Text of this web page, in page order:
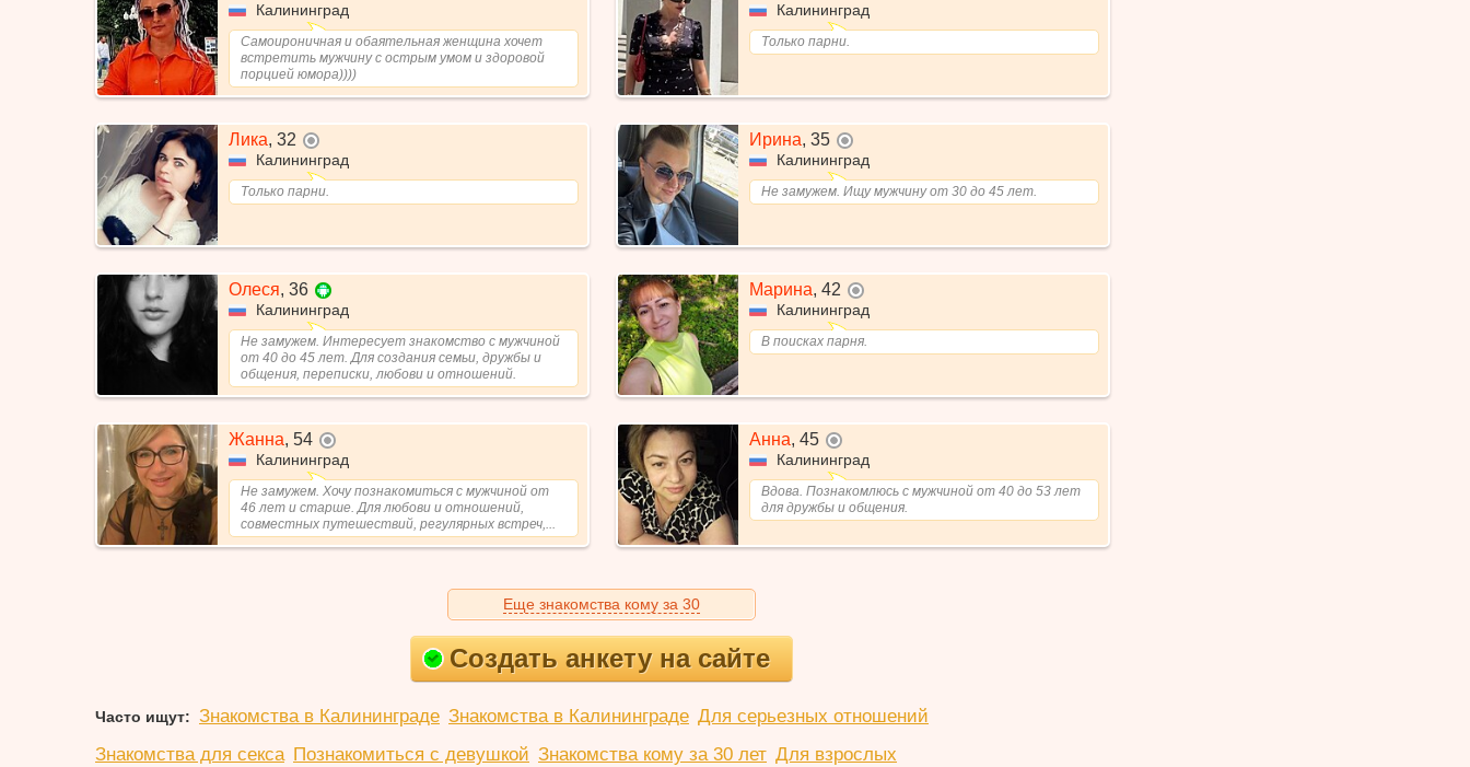
Калининград
Самоироничная и обаятельная женщина хочет
встретить мужчину с острым умом и здоровой
порцией юмора))))
Калининград
Только парни.
Лика, 32
Калининград
Только парни.
Ирина, 35
Калининград
Не замужем. Ищу мужчину от 30 до 45 лет.
Олеся, 36
Калининград
Не замужем. Интересует знакомство с мужчиной
от 40 до 45 лет. Для создания семьи, дружбы и
общения, переписки, любови и отношений.
Марина, 42
Калининград
В поисках парня.
Жанна, 54
Калининград
Не замужем. Хочу познакомиться с мужчиной от
46 лет и старше. Для любови и отношений,
совместных путешествий, регулярных встреч,...
Анна, 45
Калининград
Вдова. Познакомлюсь с мужчиной от 40 до 53 лет
для дружбы и общения.
Еще знакомства кому за 30
Создать анкету на сайте
Часто ищут: Знакомства в Калининграде Знакомства в Калининграде Для серьезных отношений
Знакомства для секса Познакомиться с девушкой Знакомства кому за 30 лет Для взрослых